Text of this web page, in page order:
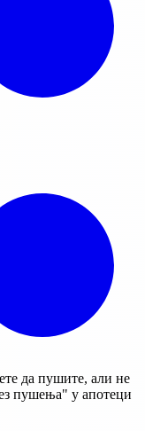
да пушите, али не
пушења" у апотеци